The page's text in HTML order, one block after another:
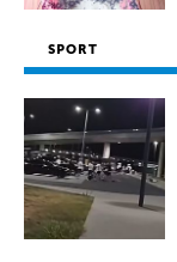
SPORT